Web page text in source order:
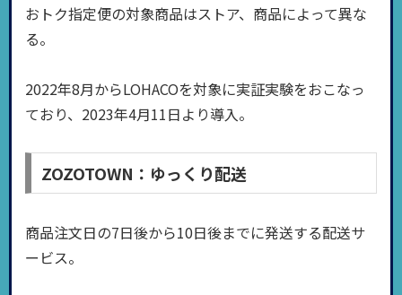
おトク指定便の対象商品はストア、商品によって異な
る。
2022年8月からLOHACOを対象に実証実験をおこなっ
ており、2023年4月11日より導入。
ZOZOTOWN：ゆっくり配送
商品注文日の7日後から10日後までに発送する配送サ
ービス。